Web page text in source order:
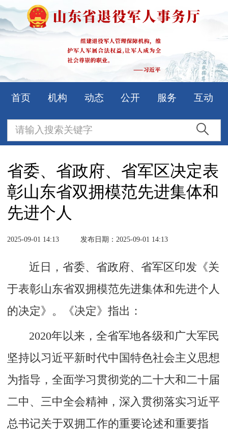
首页 机构 动态 公开 服务 互动
省委、省政府、省军区决定表
彰山东省双拥模范先进集体和
先进个人
2025-09-01 14:13 发布日期：2025-09-01 14:13
近日，省委、省政府、省军区印发《关
于表彰山东省双拥模范先进集体和先进个人
的决定》。《决定》指出：
2020年以来，全省军地各级和广大军民
坚持以习近平新时代中国特色社会主义思想
为指导，全面学习贯彻党的二十大和二十届
二中、三中全会精神，深入贯彻落实习近平
总书记关于双拥工作的重要论述和重要指